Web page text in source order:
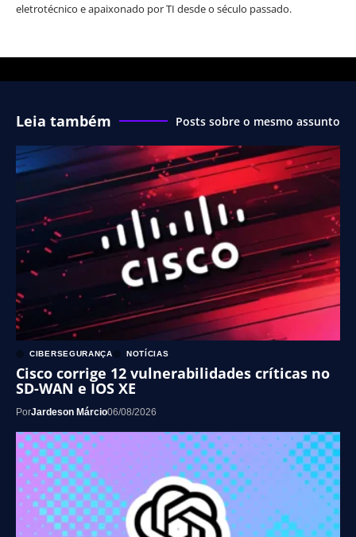
eletrotécnico e apaixonado por TI desde o século passado.
Leia também Posts sobre o mesmo assunto
CIBERSEGURANÇA NOTÍCIAS
Cisco corrige 12 vulnerabilidades críticas no
SD-WAN e IOS XE
PorJardeson Márcio06/08/2026